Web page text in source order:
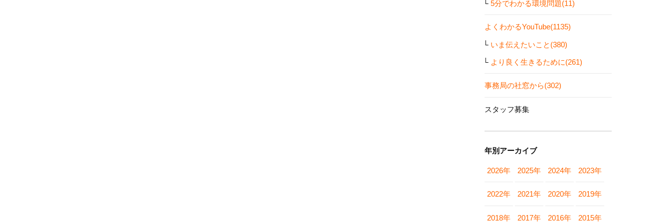
5分でわかる環境問題(11)
よくわかるYouTube(1135)
いま伝えたいこと(380)
より良く生きるために(261)
事務局の社窓から(302)
スタッフ募集
年別アーカイブ
2026年 2025年 2024年 2023年
2022年 2021年 2020年 2019年
2018年 2017年 2016年 2015年